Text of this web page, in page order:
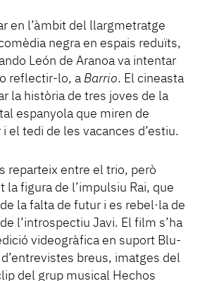
en l’àmbit del llargmetratge
negra en espais reduïts,
León de Aranoa va intentar
reflectir-lo, a Barrio. El cineasta
la història de tres joves de la
espanyola que miren de
el tedi de les vacances d’estiu.
reparteix entre el trio, però
la figura de l’impulsiu Rai, que
la falta de futur i es rebel·la de
l’introspectiu Javi. El film s’ha
videogràfica en suport Blu-
breus, imatges del
del grup musical Hechos